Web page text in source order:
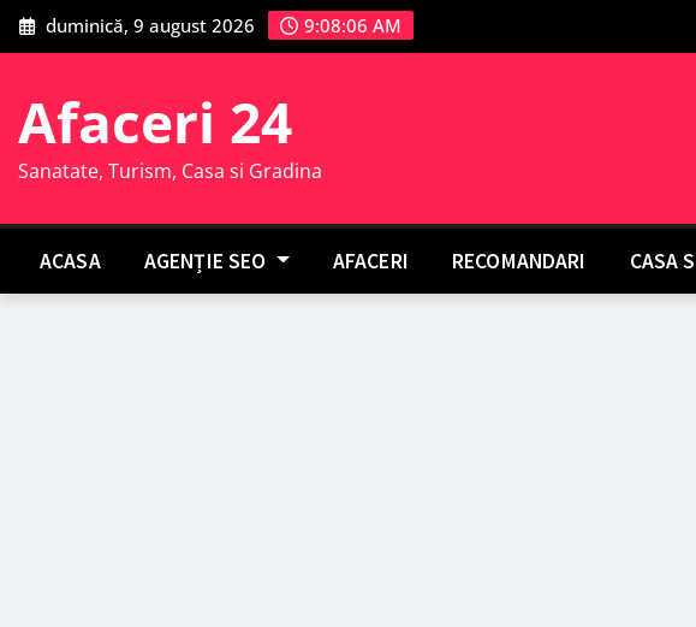
Skip
to
duminică, 9 august 2026 9:08:07 AM
Afaceri 24
Sanatate, Turism, Casa si Gradina
ACASA AGENȚIE SEO AFACERI RECOMANDARI CASA